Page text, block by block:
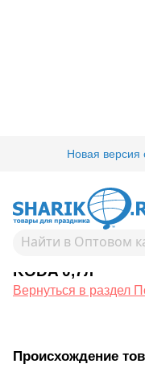
Новая версия
Товары для
/
1302-1320
KODA 0,7л
Вернуться в раздел
Происхождение